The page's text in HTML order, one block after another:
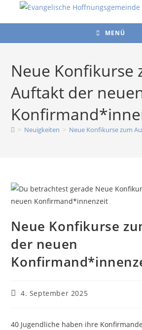
MENÜ
Neue Konfikurse
Auftakt der
> Neuigkeiten > Neue Konfikurse zum
Neue Konfikurse
der neuen
Beitrag
4. September 2025
40 Jugendliche haben ihre